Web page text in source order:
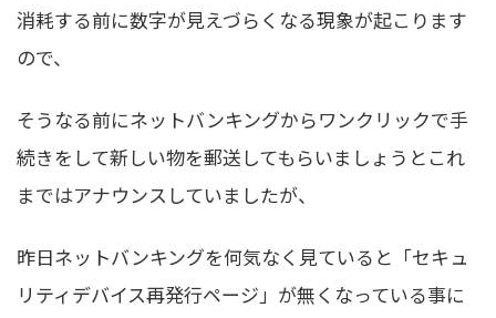
消耗する前に数字が見えづらくなる現象が起こります
ので、
そうなる前にネットバンキングからワンクリックで手
続きをして新しい物を郵送してもらいましょうとこれ
まではアナウンスしていましたが、
昨日ネットバンキングを何気なく見ていると「セキュ
リティデバイス再発行ページ」が無くなっている事に